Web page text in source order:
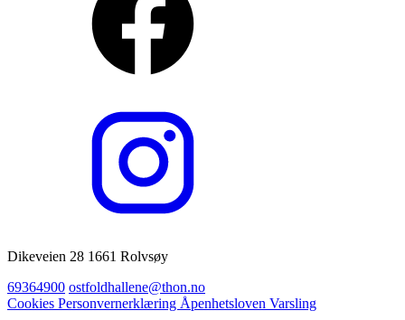
Dikeveien 28 1661 Rolvsøy
69364900 ostfoldhallene@thon.no
Cookies Personvernerklæring Åpenhetsloven Varsling